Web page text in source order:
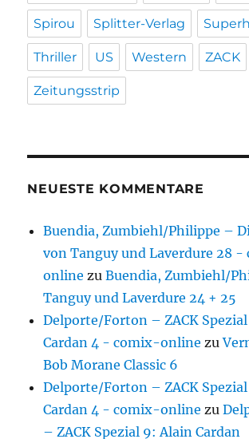
Spirou Splitter-Verlag
Thriller US Western ZACK
Zeitungsstrip
NEUESTE KOMMENTARE
Buendia, Zumbiehl/Philippe –
von Tanguy und Laverdure 28
online zuBuendia, Zumbiehl/
Tanguy und Laverdure 24 + 25
Delporte/Forton – ZACK
Cardan 4 - comix-online zu
Bob Morane Classic 6
Delporte/Forton – ZACK
Cardan 4 - comix-online zu
– ZACK Spezial 9: Alain Cardan